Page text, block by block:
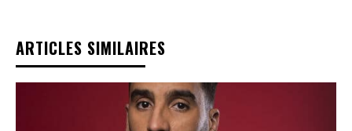
ARTICLES SIMILAIRES